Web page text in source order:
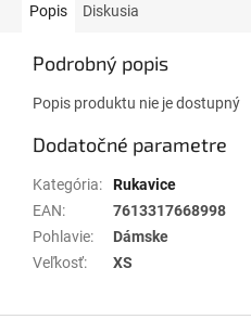
Popis Diskusia
Podrobný popis
Popis produktu nie je dostupný
Dodatočné parametre
Kategória:
Rukavice
EAN:
7613317668998
Pohlavie:
Dámske
Veľkosť: XS